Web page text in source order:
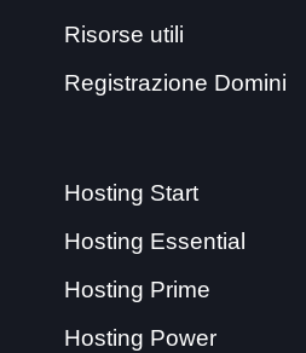
Risorse utili
Registrazione Domini
Hosting Start
Hosting Essential
Hosting Prime
Hosting Power